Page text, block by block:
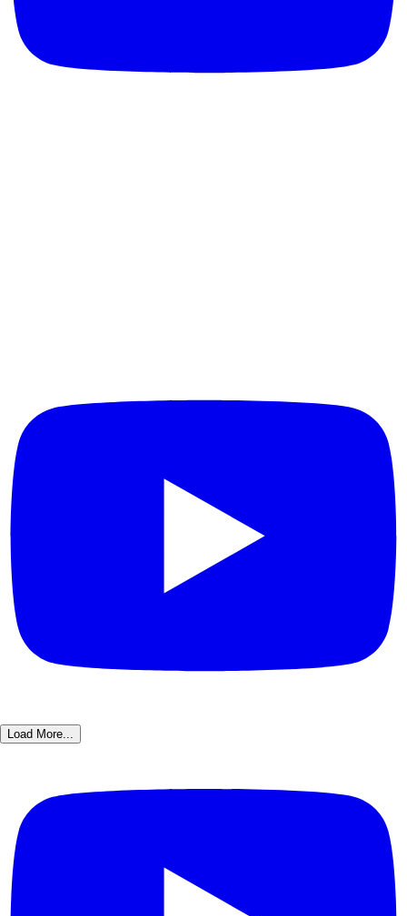
Load More...